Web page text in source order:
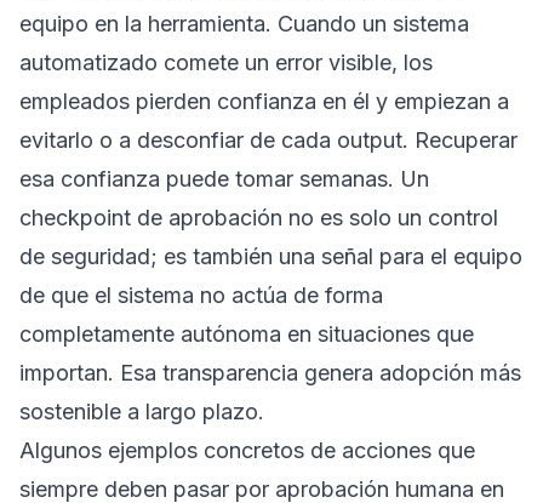
equipo en la herramienta. Cuando un sistema
automatizado comete un error visible, los
empleados pierden confianza en él y empiezan a
evitarlo o a desconfiar de cada output. Recuperar
esa confianza puede tomar semanas. Un
checkpoint de aprobación no es solo un control
de seguridad; es también una señal para el equipo
de que el sistema no actúa de forma
completamente autónoma en situaciones que
importan. Esa transparencia genera adopción más
sostenible a largo plazo.
Algunos ejemplos concretos de acciones que
siempre deben pasar por aprobación humana en